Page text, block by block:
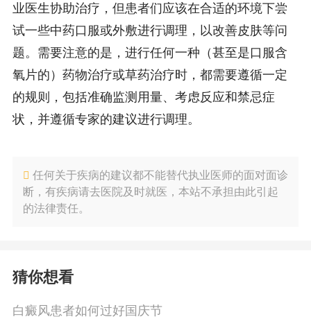
业医生协助治疗，但患者们应该在合适的环境下尝
试一些中药口服或外敷进行调理，以改善皮肤等问
题。需要注意的是，进行任何一种（甚至是口服含
氧片的）药物治疗或草药治疗时，都需要遵循一定
的规则，包括准确监测用量、考虑反应和禁忌症
状，并遵循专家的建议进行调理。
任何关于疾病的建议都不能替代执业医师的面对面诊
断，有疾病请去医院及时就医，本站不承担由此引起
的法律责任。
猜你想看
白癜风患者如何过好国庆节